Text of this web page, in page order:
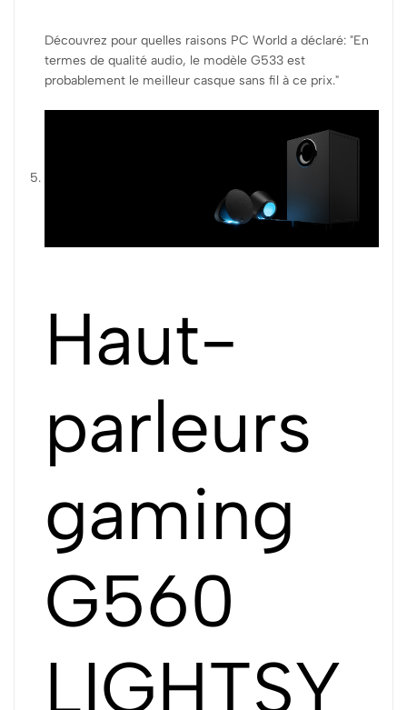
Découvrez pour quelles raisons PC World a déclaré: "En
termes de qualité audio, le modèle G533 est
probablement le meilleur casque sans fil à ce prix."
Haut-
parleurs
gaming
G560
LIGHTSY